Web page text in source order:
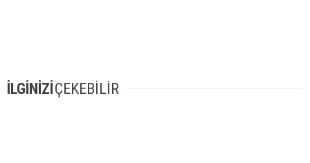
İLGİNİZİ ÇEKEBİLİR